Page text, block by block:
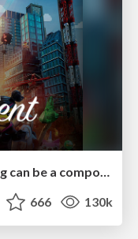
ReactJS: Keep Simple. Everything can be a component!
666 130k